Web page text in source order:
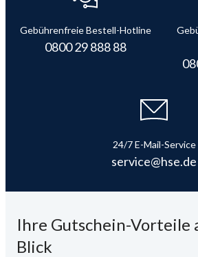
Gebührenfreie Bestell-Hotline
0800 29 888 88
24/7 E-Mail-Service
service@hse.de
Ihre Gutschein-Vorteile
Blick